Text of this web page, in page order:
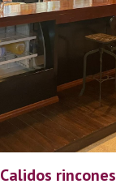
Calidos rincones